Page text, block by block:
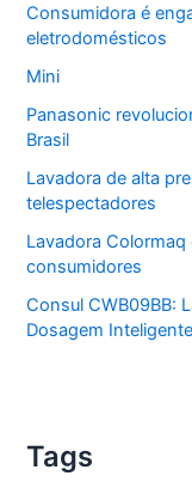
Consumidora é
eletrodomésticos
Mini
Panasonic
Brasil
Lavadora de alta
telespectadores
Lavadora
consumidores
Consul CWB09BB:
Dosagem Inteligente
Tags